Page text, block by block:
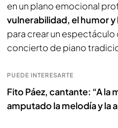
en un plano emocional
vulnerabilidad, el humor y
para crear un
concierto de piano
PUEDE INTERESARTE
Fito Páez, cantante: “A la
amputado la melodía y la